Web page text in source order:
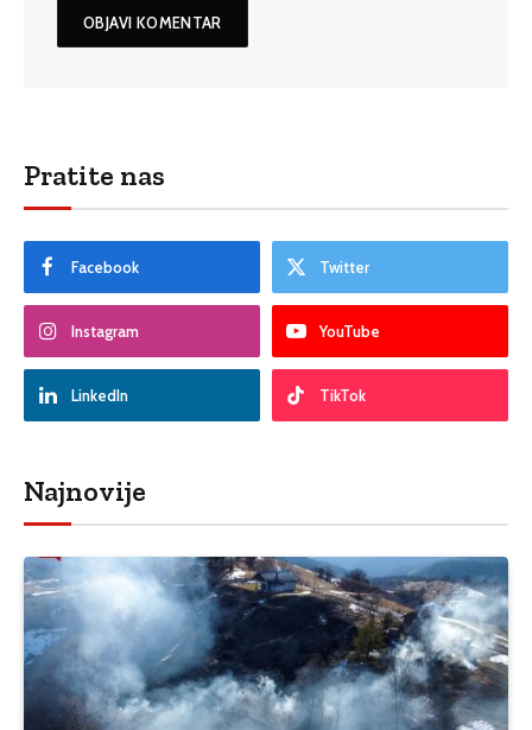
Pratite nas
Facebook Twitter
Instagram YouTube
LinkedIn TikTok
Najnovije